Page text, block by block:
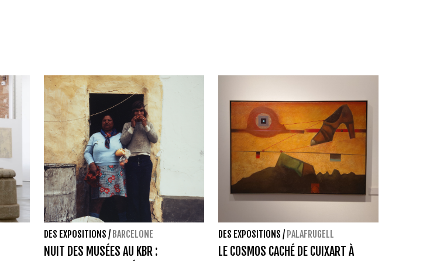
DES EXPOSITIONS / BARCELONE
NUIT DES MUSÉES AU KBR :
DES EXPOSITIONS / PALAFRUGELL
LE COSMOS CACHÉ DE CUIXART À